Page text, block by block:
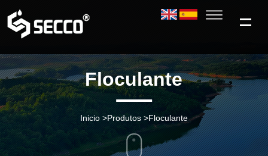
Floculante
Inicio>Produtos>Floculante